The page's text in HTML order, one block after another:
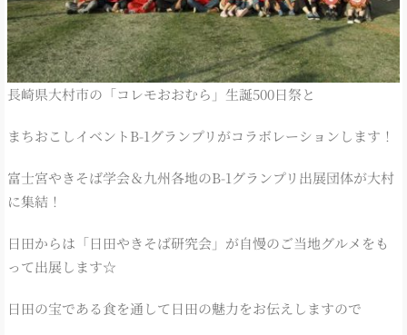
長崎県大村市の「コレモおおむら」生誕500日祭と
まちおこしイベントB-1グランプリがコラボレーションします！
富士宮やきそば学会＆九州各地のB-1グランプリ出展団体が大村
に集結！
日田からは「日田やきそば研究会」が自慢のご当地グルメをも
って出展します☆
日田の宝である食を通して日田の魅力をお伝えしますので